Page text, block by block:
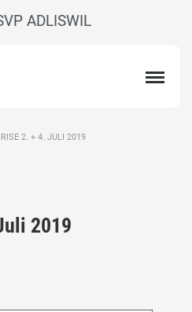
ADLISWIL
2. + 4. JULI 2019
2019